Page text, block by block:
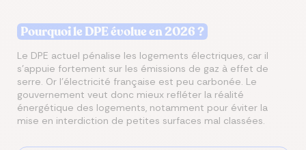
Pourquoi le DPE évolue en 2026 ?
Le DPE actuel pénalise les logements électriques, car il
s’appuie fortement sur les émissions de gaz à effet de
serre. Or l’électricité française est peu carbonée. Le
gouvernement veut donc mieux refléter la réalité
énergétique des logements, notamment pour éviter la
mise en interdiction de petites surfaces mal classées.